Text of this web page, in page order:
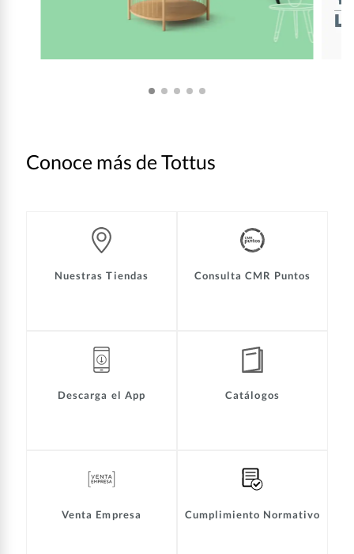
Conoce más de Tottus
Nuestras Tiendas Consulta CMR Puntos
Descarga el App Catálogos
Venta Empresa Cumplimiento Normativo